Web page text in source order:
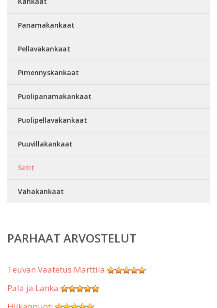
Panamakankaat
Pellavakankaat
Pimennyskankaat
Puolipanamakankaat
Puolipellavakankaat
Puuvillakankaat
Setit
Vahakankaat
PARHAAT ARVOSTELUT
Teuvan Vaatetus Marttila
Pala ja Lanka